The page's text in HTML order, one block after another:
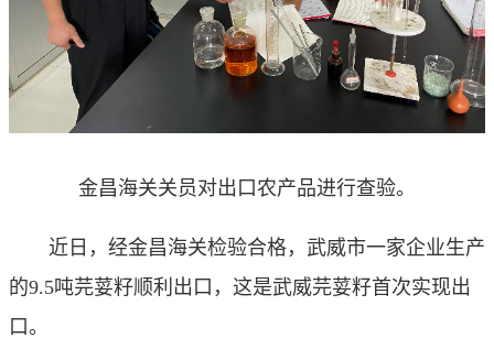
金昌海关关员对出口农产品进行查验。
近日，经金昌海关检验合格，武威市一家企业生产
的9.5吨芫荽籽顺利出口，这是武威芫荽籽首次实现出
口。